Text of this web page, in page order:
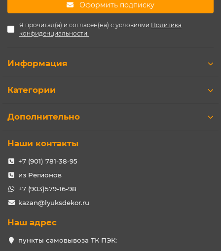
Оформить подписку
Я прочитал(а) и согласен(на) с условиями Политика
конфиденциальности.
Информация
Категории
Дополнительно
Наши контакты
+7 (901) 781-38-95
из Регионов
+7 (903)579-16-98
kazan@lyuksdekor.ru
Наш адрес
пункты самовывоза ТК ПЭК: